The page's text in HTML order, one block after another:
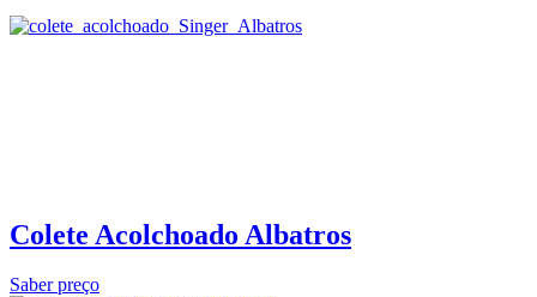
Colete Acolchoado Albatros
Saber preço